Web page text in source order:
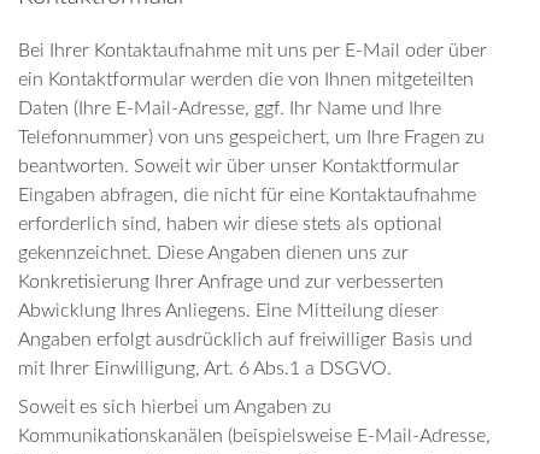
Bei Ihrer Kontaktaufnahme mit uns per E-Mail oder über
ein Kontaktformular werden die von Ihnen mitgeteilten
Daten (Ihre E-Mail-Adresse, ggf. Ihr Name und Ihre
Telefonnummer) von uns gespeichert, um Ihre Fragen zu
beantworten. Soweit wir über unser Kontaktformular
Eingaben abfragen, die nicht für eine Kontaktaufnahme
erforderlich sind, haben wir diese stets als optional
gekennzeichnet. Diese Angaben dienen uns zur
Konkretisierung Ihrer Anfrage und zur verbesserten
Abwicklung Ihres Anliegens. Eine Mitteilung dieser
Angaben erfolgt ausdrücklich auf freiwilliger Basis und
mit Ihrer Einwilligung, Art. 6 Abs.1 a DSGVO.
Soweit es sich hierbei um Angaben zu
Kommunikationskanälen (beispielsweise E-Mail-Adresse,